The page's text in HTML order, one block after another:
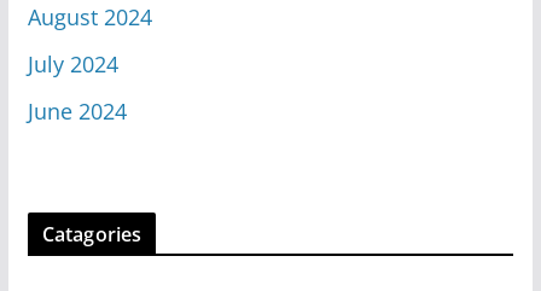
August 2024
July 2024
June 2024
Catagories